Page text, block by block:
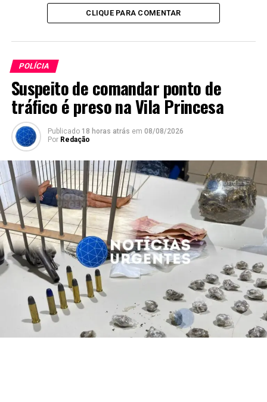
CLIQUE PARA COMENTAR
POLÍCIA
Suspeito de comandar ponto de
tráfico é preso na Vila Princesa
Publicado 18 horas atrás em 08/08/2026
Por Redação